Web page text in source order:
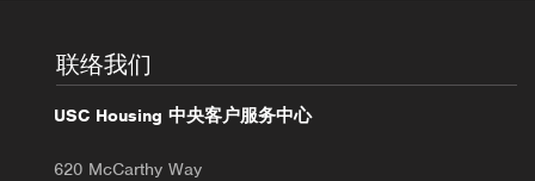
办
理
联络我们
USC Housing 中央客户服务中心
620 McCarthy Way